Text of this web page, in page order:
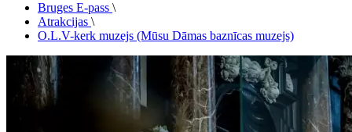
Bruges E-pass \
Atrakcijas \
O.L.V-kerk muzejs (Mūsu Dāmas baznīcas muzejs)